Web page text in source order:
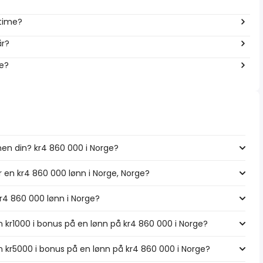
din? kr4 860 000 i Norge?
kr4 860 000 lønn i Norge, Norge?
860 000 lønn i Norge?
i bonus på en lønn på kr4 860 000 i Norge?
i bonus på en lønn på kr4 860 000 i Norge?